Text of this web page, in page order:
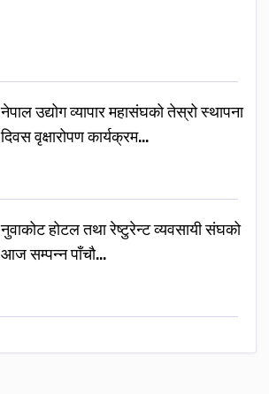
नेपाल उद्योग व्यापार महासंघको तेस्रो स्थापना
दिवस वृक्षारोपण कार्यक्रम…
नुवाकोट होटल तथा रेष्टुरेन्ट व्यवसायी संघको
आज सम्पन्न पाँचौ…